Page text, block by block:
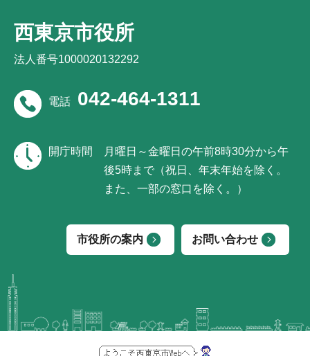
西東京市役所
法人番号1000020132292
電話 042-464-1311
開庁時間
月曜日～金曜日の午前8時30分から午
後5時まで（祝日、年末年始を除く。
また、一部の窓口を除く。）
市役所の案内 お問い合わせ